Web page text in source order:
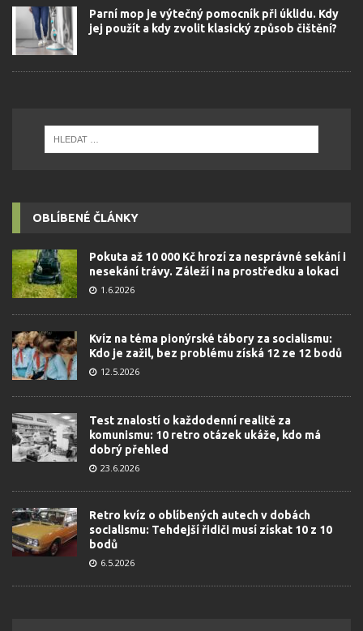
Parní mop je výtečný pomocník při úklidu. Kdy
jej použít a kdy zvolit klasický způsob čištění?
OBLÍBENÉ ČLÁNKY
Pokuta až 10 000 Kč hrozí za nesprávné sekání i
nesekání trávy. Záleží i na prostředku a lokaci
1.6.2026
Kvíz na téma pionýrské tábory za socialismu:
Kdo je zažil, bez problému získá 12 ze 12 bodů
12.5.2026
Test znalostí o každodenní realitě za
komunismu: 10 retro otázek ukáže, kdo má
dobrý přehled
23.6.2026
Retro kvíz o oblíbených autech v dobách
socialismu: Tehdejší řidiči musí získat 10 z 10
bodů
6.5.2026